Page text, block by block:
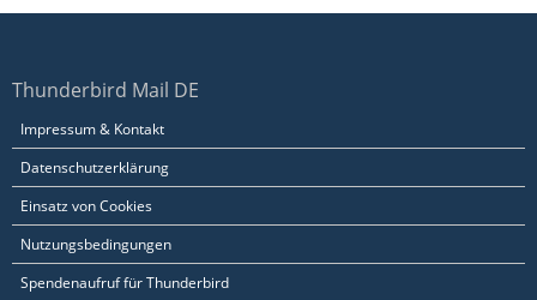
Thunderbird Mail DE
Impressum & Kontakt
Datenschutzerklärung
Einsatz von Cookies
Nutzungsbedingungen
Spendenaufruf für Thunderbird